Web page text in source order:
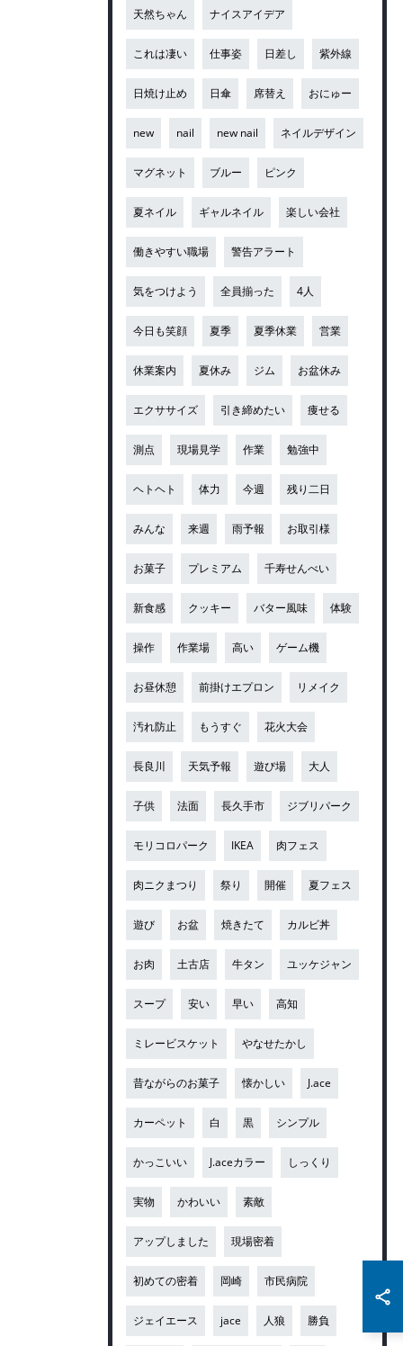
天然ちゃん ナイスアイデア
これは凄い 仕事姿 日差し 紫外線
日焼け止め 日傘 席替え おにゅー
new nail new nail ネイルデザイン
マグネット ブルー ピンク
夏ネイル ギャルネイル 楽しい会社
働きやすい職場 警告アラート
気をつけよう 全員揃った 4人
今日も笑顔 夏季 夏季休業 営業
休業案内 夏休み ジム お盆休み
エクササイズ 引き締めたい 痩せる
測点 現場見学 作業 勉強中
ヘトヘト 体力 今週 残り二日
みんな 来週 雨予報 お取引様
お菓子 プレミアム 千寿せんべい
新食感 クッキー バター風味 体験
操作 作業場 高い ゲーム機
お昼休憩 前掛けエプロン リメイク
汚れ防止 もうすぐ 花火大会
長良川 天気予報 遊び場 大人
子供 法面 長久手市 ジブリパーク
モリコロパーク IKEA 肉フェス
肉ニクまつり 祭り 開催 夏フェス
遊び お盆 焼きたて カルビ丼
お肉 土古店 牛タン ユッケジャン
スープ 安い 早い 高知
ミレービスケット やなせたかし
昔ながらのお菓子 懐かしい J.ace
カーペット 白 黒 シンプル
かっこいい J.aceカラー しっくり
実物 かわいい 素敵
アップしました 現場密着
初めての密着 岡崎 市民病院
ジェイエース jace 人狼 勝負